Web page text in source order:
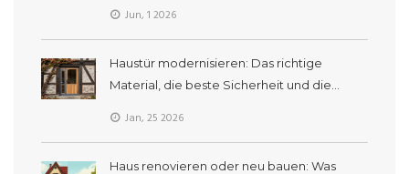
Jun, 1 2026
Haustür modernisieren: Das richtige
Material, die beste Sicherheit und die
Jan, 25 2026
Haus renovieren oder neu bauen: Was